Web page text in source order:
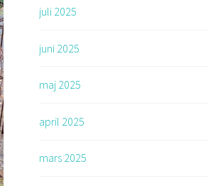
juli 2025
juni 2025
maj 2025
april 2025
mars 2025